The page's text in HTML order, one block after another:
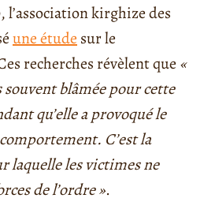
l’association kirghize des
une étude sur le
recherches révèlent que «
blâmée pour cette
qu’elle a provoqué le
C’est la
laquelle les victimes ne
de l’ordre ».